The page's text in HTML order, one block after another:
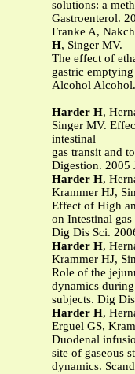
solutions: a
Gastroenterol.
Franke A,
H, Singer MV.
The effect of
gastric
Alcohol
Harder H,
Singer MV.
intestinal
gas transit and
Digestion. 2005
Harder H,
Krammer HJ,
Effect of High
on Intestinal gas
Dig Dis Sci.
Harder H,
Krammer HJ,
Role of the
dynamics
subjects. Dig
Harder H,
Erguel GS,
Duodenal
site of gaseous
dynamics.